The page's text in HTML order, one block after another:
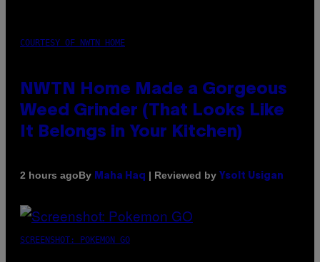
COURTESY OF NWTN HOME
NWTN Home Made a Gorgeous
Weed Grinder (That Looks Like
It Belongs in Your Kitchen)
2 hours agoBy Maha Haq | Reviewed by Ysolt Usigan
SCREENSHOT: POKEMON GO